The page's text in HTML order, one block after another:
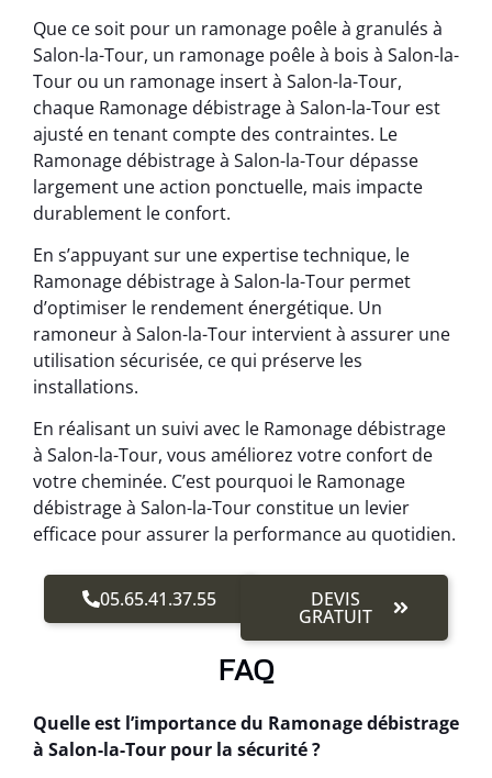
Que ce soit pour un ramonage poêle à granulés à
Salon-la-Tour, un ramonage poêle à bois à Salon-la-
Tour ou un ramonage insert à Salon-la-Tour,
chaque Ramonage débistrage à Salon-la-Tour est
ajusté en tenant compte des contraintes. Le
Ramonage débistrage à Salon-la-Tour dépasse
largement une action ponctuelle, mais impacte
durablement le confort.
En s’appuyant sur une expertise technique, le
Ramonage débistrage à Salon-la-Tour permet
d’optimiser le rendement énergétique. Un
ramoneur à Salon-la-Tour intervient à assurer une
utilisation sécurisée, ce qui préserve les
installations.
En réalisant un suivi avec le Ramonage débistrage
à Salon-la-Tour, vous améliorez votre confort de
votre cheminée. C’est pourquoi le Ramonage
débistrage à Salon-la-Tour constitue un levier
efficace pour assurer la performance au quotidien.
05.65.41.37.55 DEVIS
GRATUIT
FAQ
Quelle est l’importance du Ramonage débistrage
à Salon-la-Tour pour la sécurité ?